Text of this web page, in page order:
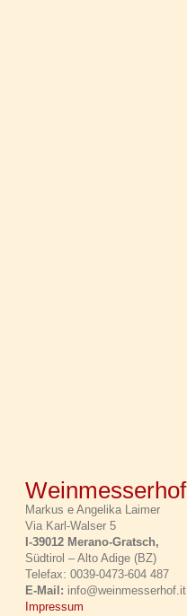
Weinmesserhof
Markus e Angelika Laimer
Via Karl-Walser 5
I-39012 Merano-Gratsch,
Südtirol – Alto Adige (BZ)
Telefax: 0039-0473-604 487
E-Mail: info@weinmesserhof.it
Impressum